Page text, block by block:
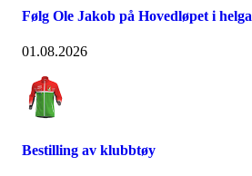
Følg Ole Jakob på Hovedløpet i helga
01.08.2026
Bestilling av klubbtøy